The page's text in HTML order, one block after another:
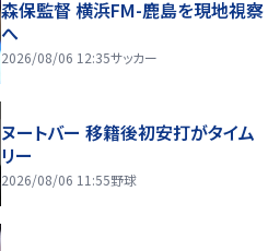
森保監督 横浜FM-鹿島を現地視察
へ
2026/08/06 12:35サッカー
ヌートバー 移籍後初安打がタイム
リー
2026/08/06 11:55野球